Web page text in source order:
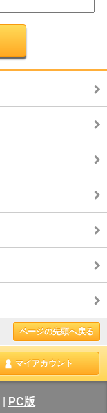
ページの先頭へ戻る
マイアカウント
PC版